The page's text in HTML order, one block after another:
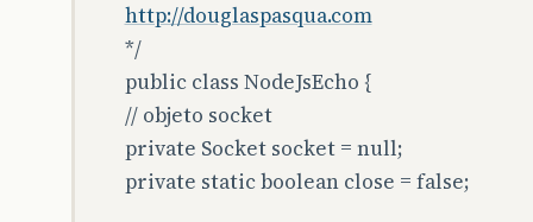
http://douglaspasqua.com
*/
public class NodeJsEcho {
// objeto socket
private Socket socket = null;
private static boolean close = false;